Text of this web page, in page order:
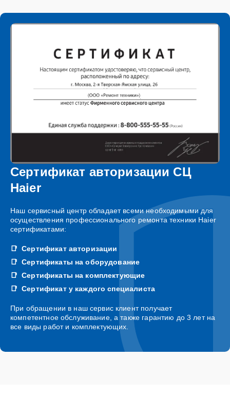
Сертификат авторизации СЦ
Haier
Наш сервисный центр обладает всеми необходимыми для
осуществления профессионального ремонта техники Haier
сертификатами:
Сертификат авторизации
Сертификаты на оборудование
Сертификаты на комплектующие
Сертификат у каждого специалиста
При обращении в наш сервис клиент получает
компетентное обслуживание, а также гарантию до 3 лет на
все виды работ и комплектующих.